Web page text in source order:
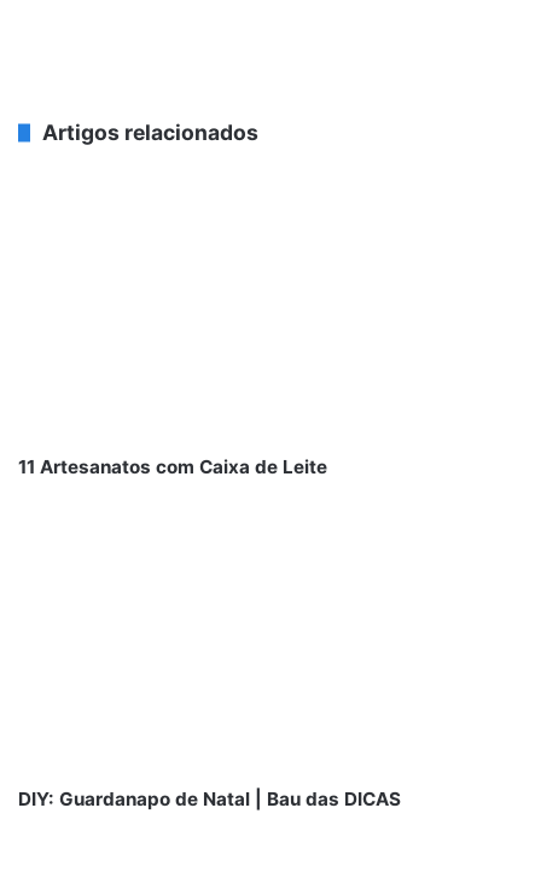
Artigos relacionados
11 Artesanatos com Caixa de Leite
DIY: Guardanapo de Natal | Bau das DICAS